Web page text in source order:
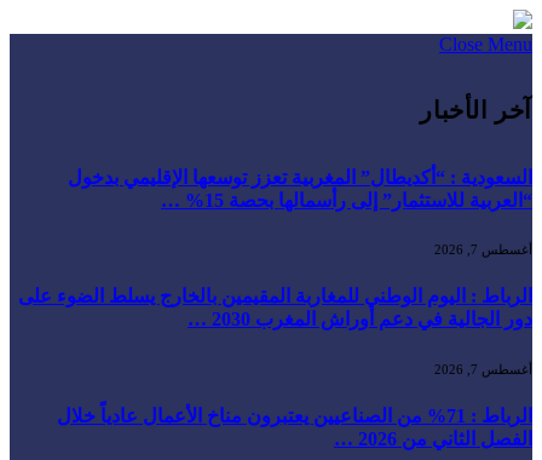
Close Menu
آخر الأخبار
السعودية : “أكديطال” المغربية تعزز توسعها الإقليمي بدخول
“العربية للاستثمار” إلى رأسمالها بحصة 15% …
أغسطس 7, 2026
الرباط : اليوم الوطني للمغاربة المقيمين بالخارج يسلط الضوء على
دور الجالية في دعم أوراش المغرب 2030 …
أغسطس 7, 2026
الرباط : 71% من الصناعيين يعتبرون مناخ الأعمال عادياً خلال
الفصل الثاني من 2026 …